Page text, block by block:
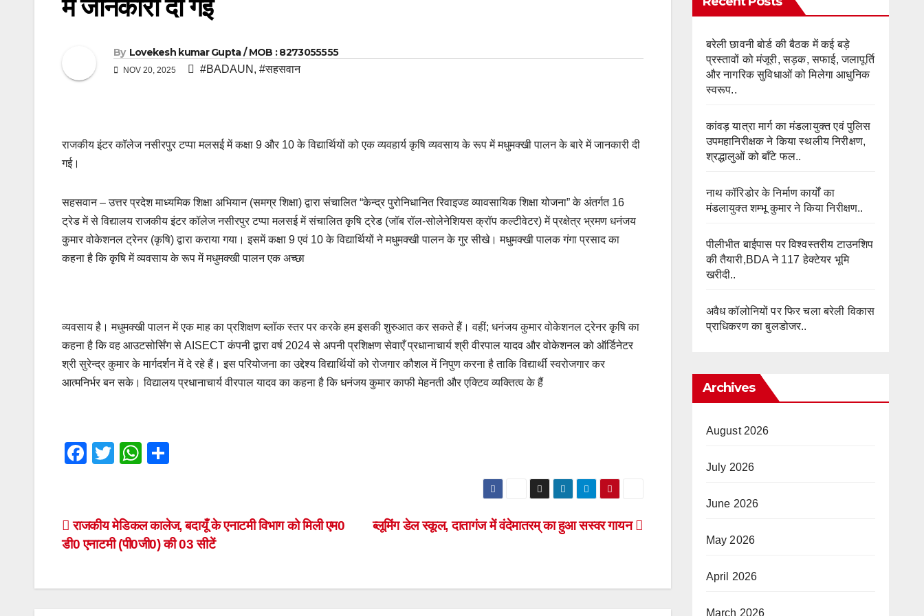
में जानकारी दी गई
By Lovekesh kumar Gupta / MOB : 8273055555
NOV 20, 2025 #BADAUN , #सहसवान
राजकीय इंटर कॉलेज नसीरपुर टप्पा मलसई में कक्षा 9 और 10 के विद्यार्थियों को एक व्यवहार्य कृषि व्यवसाय के रूप में मधुमक्खी पालन के बारे में जानकारी दी
गई।
सहसवान – उत्तर प्रदेश माध्यमिक शिक्षा अभियान (समग्र शिक्षा) द्वारा संचालित “केन्द्र पुरोनिधानित रिवाइज्ड व्यावसायिक शिक्षा योजना” के अंतर्गत 16
ट्रेड में से विद्यालय राजकीय इंटर कॉलेज नसीरपुर टप्पा मलसई में संचालित कृषि ट्रेड (जॉब रॉल-सोलेनेशियस क्रॉप कल्टीवेटर) में प्रक्षेत्र भ्रमण धनंजय
कुमार वोकेशनल ट्रेनर (कृषि) द्वारा कराया गया। इसमें कक्षा 9 एवं 10 के विद्यार्थियों ने मधुमक्खी पालन के गुर सीखे। मधुमक्खी पालक गंगा प्रसाद का
कहना है कि कृषि में व्यवसाय के रूप में मधुमक्खी पालन एक अच्छा
व्यवसाय है। मधुमक्खी पालन में एक माह का प्रशिक्षण ब्लॉक स्तर पर करके हम इसकी शुरुआत कर सकते हैं। वहीं; धनंजय कुमार वोकेशनल ट्रेनर कृषि का
कहना है कि वह आउटसोर्सिंग से AISECT कंपनी द्वारा वर्ष 2024 से अपनी प्रशिक्षण सेवाएँ प्रधानाचार्य श्री वीरपाल यादव और वोकेशनल को ऑर्डिनेटर
श्री सुरेन्द्र कुमार के मार्गदर्शन में दे रहे हैं। इस परियोजना का उद्देश्य विद्यार्थियों को रोजगार कौशल में निपुण करना है ताकि विद्यार्थी स्वरोजगार कर
आत्मनिर्भर बन सके। विद्यालय प्रधानाचार्य वीरपाल यादव का कहना है कि धनंजय कुमार काफी मेहनती और एक्टिव व्यक्तित्व के हैं
F
e
b
o
T
er
W
s
A
p
e
Post
navigation
ब्लूमिंग डेल स्कूल, दातागंज में वंदेमातरम् का हुआ सस्वर गायन
राजकीय मेडिकल कालेज, बदायूँ के एनाटमी विभाग को मिली एम0
डी0 एनाटमी (पी0जी0) की 03 सीटें
बरेली छावनी बोर्ड की बैठक में कई बड़े
प्रस्तावों को मंजूरी, सड़क, सफाई, जलापूर्ति
और नागरिक सुविधाओं को मिलेगा आधुनिक
स्वरूप..
कांवड़ यात्रा मार्ग का मंडलायुक्त एवं पुलिस
उपमहानिरीक्षक ने किया स्थलीय निरीक्षण,
श्रद्धालुओं को बाँटे फल..
नाथ कॉरिडोर के निर्माण कार्यों का
मंडलायुक्त शम्भू कुमार ने किया निरीक्षण..
पीलीभीत बाईपास पर विश्वस्तरीय टाउनशिप
की तैयारी,BDA ने 117 हेक्टेयर भूमि
खरीदी..
अवैध कॉलोनियों पर फिर चला बरेली विकास
प्राधिकरण का बुलडोजर..
Archives
August 2026
July 2026
June 2026
May 2026
April 2026
March 2026